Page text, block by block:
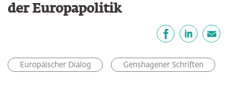
der Europapolitik
Europäischer Dialog Genshagener Schriften